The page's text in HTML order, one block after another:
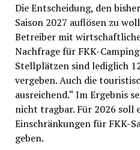
Die Entscheidung, den
Saison 2027 auflösen zu
Betreiber mit
Nachfrage für FKK-
Stellplätzen sind lediglich
vergeben. Auch die
ausreichend.“ Im Ergebnis
nicht tragbar. Für 2026 soll
Einschränkungen für FKK-
geben.